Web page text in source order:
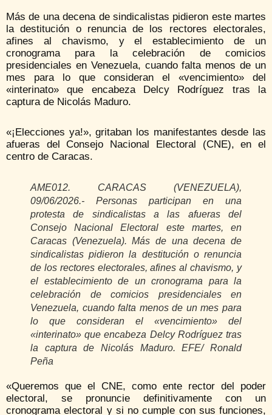
Más de una decena de sindicalistas pidieron este martes
la destitución o renuncia de los rectores electorales,
afines al chavismo, y el establecimiento de un
cronograma para la celebración de comicios
presidenciales en Venezuela, cuando falta menos de un
mes para lo que consideran el «vencimiento» del
«interinato» que encabeza Delcy Rodríguez tras la
captura de Nicolás Maduro.
«¡Elecciones ya!», gritaban los manifestantes desde las
afueras del Consejo Nacional Electoral (CNE), en el
centro de Caracas.
AME012. CARACAS (VENEZUELA),
09/06/2026.- Personas participan en una
protesta de sindicalistas a las afueras del
Consejo Nacional Electoral este martes, en
Caracas (Venezuela). Más de una decena de
sindicalistas pidieron la destitución o renuncia
de los rectores electorales, afines al chavismo, y
el establecimiento de un cronograma para la
celebración de comicios presidenciales en
Venezuela, cuando falta menos de un mes para
lo que consideran el «vencimiento» del
«interinato» que encabeza Delcy Rodríguez tras
la captura de Nicolás Maduro. EFE/ Ronald
Peña
«Queremos que el CNE, como ente rector del poder
electoral, se pronuncie definitivamente con un
cronograma electoral y si no cumple con sus funciones,